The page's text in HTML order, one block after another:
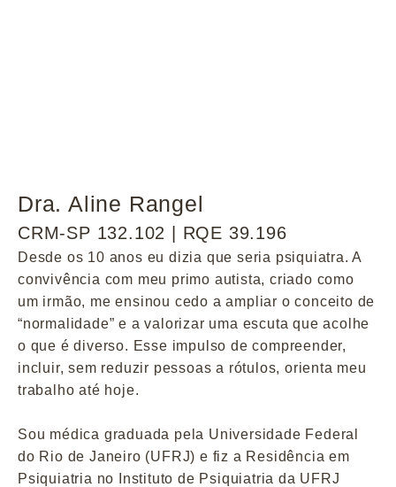
Dra. Aline Rangel
CRM-SP 132.102 | RQE 39.196
Desde os 10 anos eu dizia que seria psiquiatra. A
convivência com meu primo autista, criado como
um irmão, me ensinou cedo a ampliar o conceito de
“normalidade” e a valorizar uma escuta que acolhe
o que é diverso. Esse impulso de compreender,
incluir, sem reduzir pessoas a rótulos, orienta meu
trabalho até hoje.
Sou médica graduada pela Universidade Federal
do Rio de Janeiro (UFRJ) e fiz a Residência em
Psiquiatria no Instituto de Psiquiatria da UFRJ